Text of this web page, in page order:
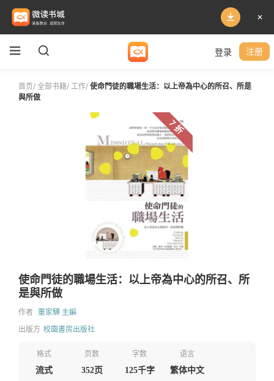
登录 注册
首页/ 全部书籍/ 工作/ 使命門徒的職場生活：以上帝為中心的所召、所是
與所做
7 折
使命門徒的職場生活：以上帝為中心的所召、所
是與所做
作者 董家驊 主編
出版方 校園書房出版社
格式
流式
页数
352页
字数
125千字
语言
繁体中文